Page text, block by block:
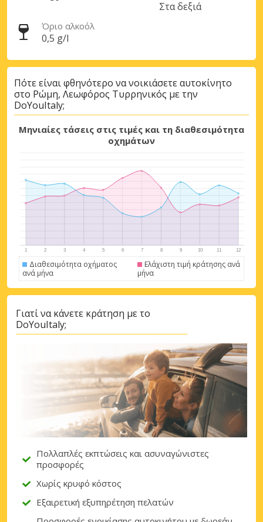
Στα δεξιά
Όριο αλκοόλ
0,5 g/l
Πότε είναι φθηνότερο να νοικιάσετε αυτοκίνητο
στο Ρώμη, Λεωφόρος Τυρρηνικός με την
DoYouItaly;
Μηνιαίες τάσεις στις τιμές και τη διαθεσιμότητα
οχημάτων
Διαθεσιμότητα οχήματος
ανά μήνα
Ελάχιστη τιμή κράτησης ανά
μήνα
Γιατί να κάνετε κράτηση με το
DoYouItaly;
Πολλαπλές εκπτώσεις και ασυναγώνιστες
προσφορές
Χωρίς κρυφό κόστος
Εξαιρετική εξυπηρέτηση πελατών